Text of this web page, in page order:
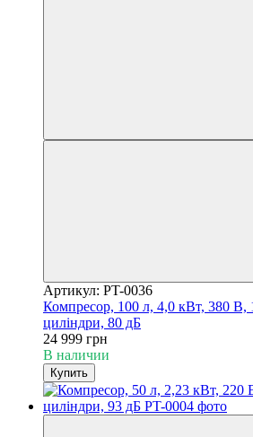
Артикул: PT-0036
Компресор, 100 л, 4,0 кВт, 380 В,
циліндри, 80 дБ
24 999 грн
В наличии
Купить